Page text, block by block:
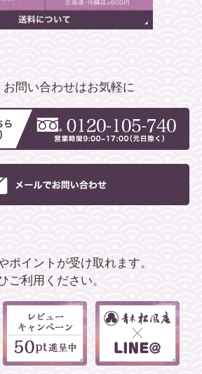
お問い合わせはお気軽に
ポイントが受け取れます。
ご利用ください。